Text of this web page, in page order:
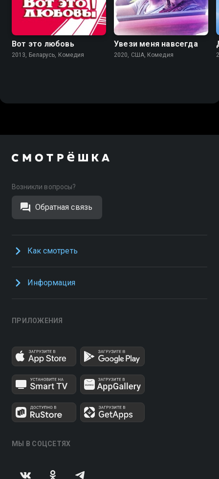
7.0
Вот это любовь
2013, Беларусь, Комедия
Увези меня навсегда
2020, США, Комедия
Возникли вопросы?
Обратная связь
Как смотреть
Информация
ПРИЛОЖЕНИЯ
МЫ В СОЦСЕТЯХ